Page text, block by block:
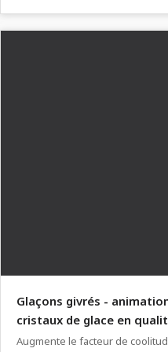
Glaçons givrés -
cristaux de glace en
Augmente le facteur de